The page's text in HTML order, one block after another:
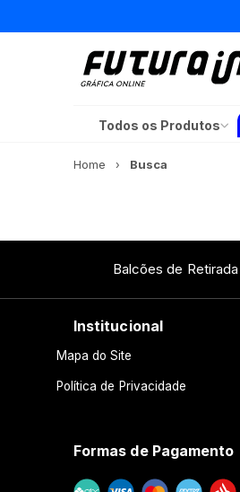
Todos os Produtos
Home Busca
Balcões de Retirada
Institucional
Mapa do Site
Política de Privacidade
Formas de Pagamento